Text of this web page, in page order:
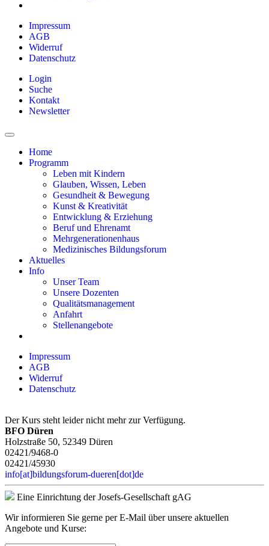
Impressum
AGB
Widerruf
Datenschutz
Login
Suche
Kontakt
Newsletter
Home
Programm
Leben mit Kindern
Glauben, Wissen, Leben
Gesundheit & Bewegung
Kunst & Kreativität
Entwicklung & Erziehung
Beruf und Ehrenamt
Mehrgenerationenhaus
Medizinisches Bildungsforum
Aktuelles
Info
Unser Team
Unsere Dozenten
Qualitätsmanagement
Anfahrt
Stellenangebote
Impressum
AGB
Widerruf
Datenschutz
Der Kurs steht leider nicht mehr zur Verfügung.
BFO Düren
Holzstraße 50, 52349 Düren
02421/9468-0
02421/45930
info[at]bildungsforum-dueren[dot]de
Eine Einrichtung der Josefs-Gesellschaft gAG
Wir informieren Sie gerne per E-Mail über unsere aktuellen
Angebote und Kurse: